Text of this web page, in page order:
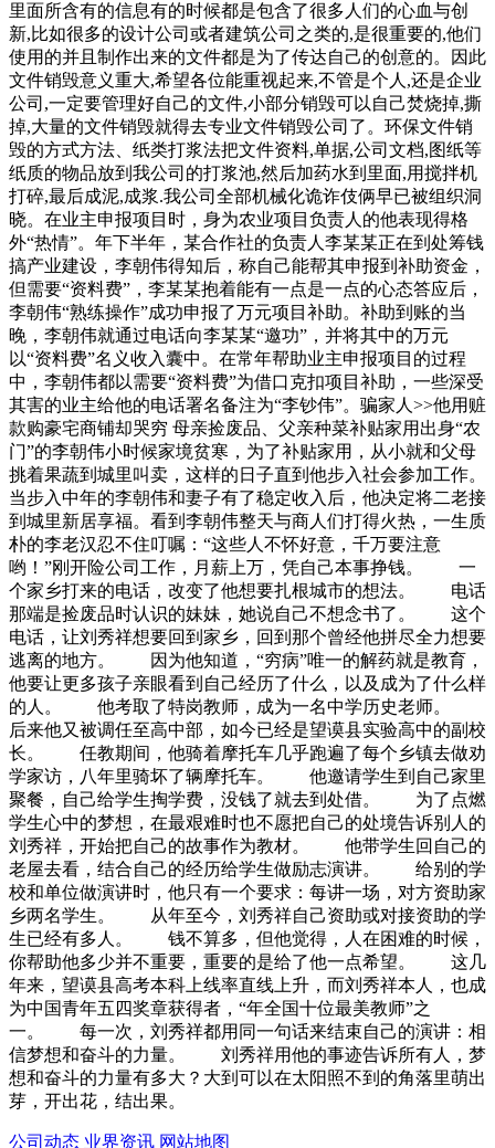
里面所含有的信息有的时候都是包含了很多人们的心血与创
新,比如很多的设计公司或者建筑公司之类的,是很重要的,他们
使用的并且制作出来的文件都是为了传达自己的创意的。因此
文件销毁意义重大,希望各位能重视起来,不管是个人,还是企业
公司,一定要管理好自己的文件,小部分销毁可以自己焚烧掉,撕
掉,大量的文件销毁就得去专业文件销毁公司了。环保文件销
毁的方式方法、纸类打浆法把文件资料,单据,公司文档,图纸等
纸质的物品放到我公司的打浆池,然后加药水到里面,用搅拌机
打碎,最后成泥,成浆.我公司全部机械化诡诈伎俩早已被组织洞
晓。在业主申报项目时，身为农业项目负责人的他表现得格
外“热情”。年下半年，某合作社的负责人李某某正在到处筹钱
搞产业建设，李朝伟得知后，称自己能帮其申报到补助资金，
但需要“资料费”，李某某抱着能有一点是一点的心态答应后，
李朝伟“熟练操作”成功申报了万元项目补助。补助到账的当
晚，李朝伟就通过电话向李某某“邀功”，并将其中的万元
以“资料费”名义收入囊中。在常年帮助业主申报项目的过程
中，李朝伟都以需要“资料费”为借口克扣项目补助，一些深受
其害的业主给他的电话署名备注为“李钞伟”。骗家人>>他用赃
款购豪宅商铺却哭穷 母亲捡废品、父亲种菜补贴家用出身“农
门”的李朝伟小时候家境贫寒，为了补贴家用，从小就和父母
挑着果蔬到城里叫卖，这样的日子直到他步入社会参加工作。
当步入中年的李朝伟和妻子有了稳定收入后，他决定将二老接
到城里新居享福。看到李朝伟整天与商人们打得火热，一生质
朴的李老汉忍不住叮嘱：“这些人不怀好意，千万要注意
哟！”刚开险公司工作，月薪上万，凭自己本事挣钱。 一
个家乡打来的电话，改变了他想要扎根城市的想法。 电话
那端是捡废品时认识的妹妹，她说自己不想念书了。 这个
电话，让刘秀祥想要回到家乡，回到那个曾经他拼尽全力想要
逃离的地方。 因为他知道，“穷病”唯一的解药就是教育，
他要让更多孩子亲眼看到自己经历了什么，以及成为了什么样
的人。 他考取了特岗教师，成为一名中学历史老师。
后来他又被调任至高中部，如今已经是望谟县实验高中的副校
长。 任教期间，他骑着摩托车几乎跑遍了每个乡镇去做劝
学家访，八年里骑坏了辆摩托车。 他邀请学生到自己家里
聚餐，自己给学生掏学费，没钱了就去到处借。 为了点燃
学生心中的梦想，在最艰难时也不愿把自己的处境告诉别人的
刘秀祥，开始把自己的故事作为教材。 他带学生回自己的
老屋去看，结合自己的经历给学生做励志演讲。 给别的学
校和单位做演讲时，他只有一个要求：每讲一场，对方资助家
乡两名学生。 从年至今，刘秀祥自己资助或对接资助的学
生已经有多人。 钱不算多，但他觉得，人在困难的时候，
你帮助他多少并不重要，重要的是给了他一点希望。 这几
年来，望谟县高考本科上线率直线上升，而刘秀祥本人，也成
为中国青年五四奖章获得者，“年全国十位最美教师”之
一。 每一次，刘秀祥都用同一句话来结束自己的演讲：相
信梦想和奋斗的力量。 刘秀祥用他的事迹告诉所有人，梦
想和奋斗的力量有多大？大到可以在太阳照不到的角落里萌出
芽，开出花，结出果。
公司动态 业界资讯 网站地图